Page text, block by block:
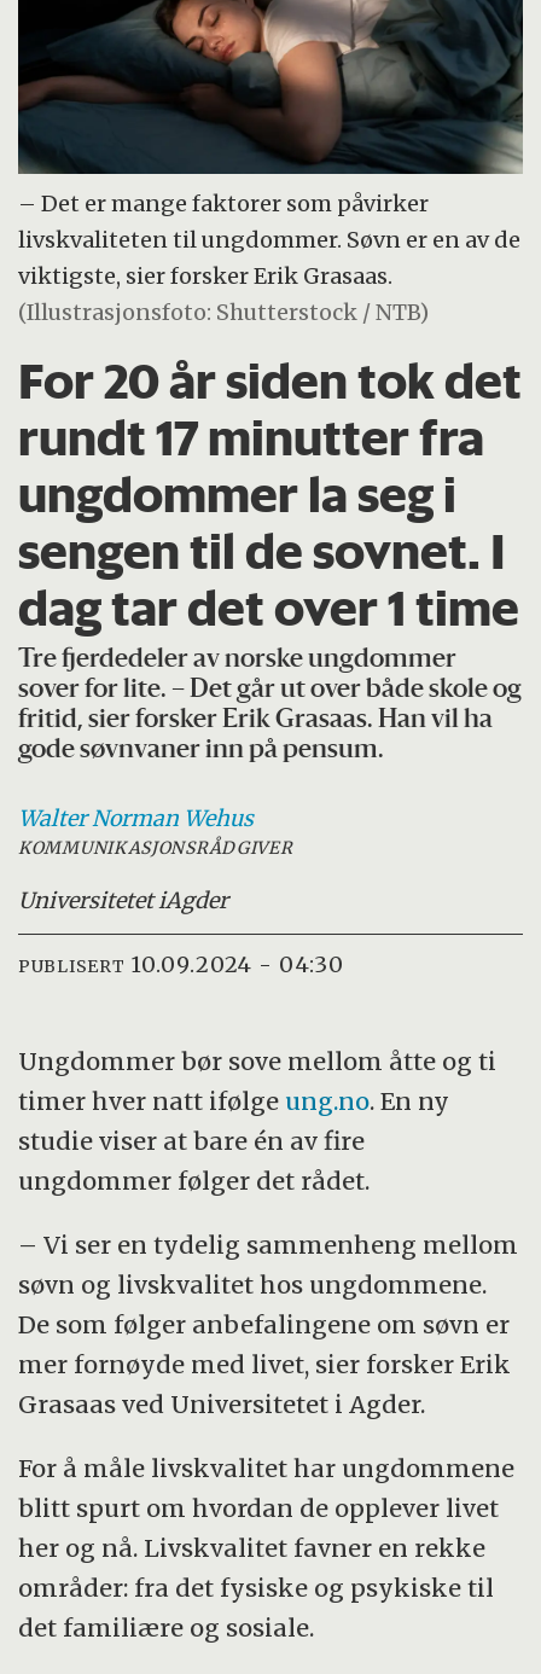
– Det er mange faktorer som påvirker
livskvaliteten til ungdommer. Søvn er en av de
viktigste, sier forsker Erik Grasaas.
(Illustrasjonsfoto: Shutterstock / NTB)
For 20 år siden tok det
rundt 17 minutter fra
ungdommer la seg i
sengen til de sovnet. I
dag tar det over 1 time
Tre fjerdedeler av norske ungdommer
sover for lite. – Det går ut over både skole og
fritid, sier forsker Erik Grasaas. Han vil ha
gode søvnvaner inn på pensum.
Walter Norman Wehus
KOMMUNIKASJONSRÅDGIVER
Universitetet iAgder
PUBLISERT 10.09.2024 - 04:30
Ungdommer bør sove mellom åtte og ti
timer hver natt ifølge ung.no. En ny
studie viser at bare én av fire
ungdommer følger det rådet.
– Vi ser en tydelig sammenheng mellom
søvn og livskvalitet hos ungdommene.
De som følger anbefalingene om søvn er
mer fornøyde med livet, sier forsker Erik
Grasaas ved Universitetet i Agder.
For å måle livskvalitet har ungdommene
blitt spurt om hvordan de opplever livet
her og nå. Livskvalitet favner en rekke
områder: fra det fysiske og psykiske til
det familiære og sosiale.